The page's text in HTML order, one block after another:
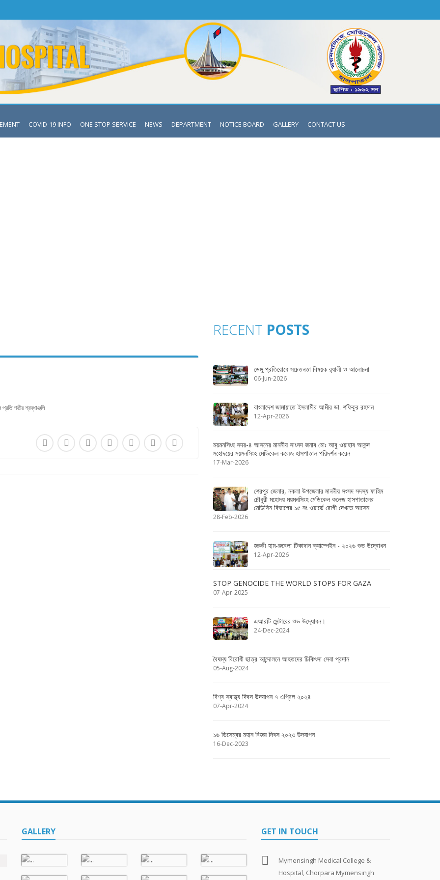
COVID-19 INFO ONE STOP SERVICE NEWS DEPARTMENT NOTICE BOARD GALLERY CONTACT US
গভীর শ্রদ্ধাঞ্জলি
RECENT POSTS
ডেঙ্গু প্রতিরোধে সচেতনতা বিষয়ক র‌্যালী ও আলোচনা
06-Jun-2026
বাংলাদেশ জামায়াতে ইসলামীর আমীর ডা. শফিকুর রহমান
12-Apr-2026
ময়মনসিংহ সদর-৪ আসনের মাননীয় সাংসদ জনাব মোঃ আবু ওয়াহাব আকন্দ
মহোদয়ের ময়মনসিংহ মেডিকেল কলেজ হাসপাতাল পরিদর্শন করেন
17-Mar-2026
শেরপুর জেলার, নকলা উপজেলার মাননীয় সংসদ সদস্য ফাহিম
চৌধুরী মহোদয় ময়মনসিংহ মেডিকেল কলেজ হাসপাতালের
মেডিসিন বিভাগের ১৫ নং ওয়ার্ডে রোগী দেখতে আসেন
28-Feb-2026
জরুরী হাম-রুবেলা টিকাদান ক্যাম্পেইন - ২০২৬ শুভ উদ্বোধন
12-Apr-2026
STOP GENOCIDE THE WORLD STOPS FOR GAZA
07-Apr-2025
এআরটি সেন্টারের শুভ উদ্ধোধন।
24-Dec-2024
বৈষম্য বিরোধী ছাত্র আন্দোলনে আহতদের চিকিৎসা সেবা প্রদান
05-Aug-2024
বিশ্ব স্বাস্থ্য দিবস উদযাপন ৭ এপ্রিল ২০২৪
07-Apr-2024
১৬ ডিসেম্বর মহান বিজয় দিবস ২০২৩ উদযাপন
16-Dec-2023
GALLERY GET IN TOUCH
Mymensingh Medical College &
Hospital, Chorpara Mymensingh